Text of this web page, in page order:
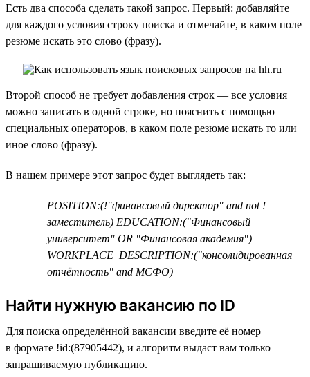
Есть два способа сделать такой запрос. Первый: добавляйте
для каждого условия строку поиска и отмечайте, в каком поле
резюме искать это слово (фразу).
Второй способ не требует добавления строк — все условия
можно записать в одной строке, но пояснить с помощью
специальных операторов, в каком поле резюме искать то или
иное слово (фразу).
В нашем примере этот запрос будет выглядеть так:
POSITION:(!"финансовый директор" and not !
заместитель) EDUCATION:("Финансовый
университет" OR "Финансовая академия")
WORKPLACE_DESCRIPTION:("консолидированная
отчётность" and МСФО)
Найти нужную вакансию по ID
Для поиска определённой вакансии введите её номер
в формате !id:(87905442), и алгоритм выдаст вам только
запрашиваемую публикацию.